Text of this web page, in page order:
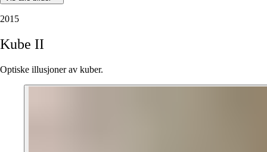
2015
Kube II
Optiske illusjoner av kuber.